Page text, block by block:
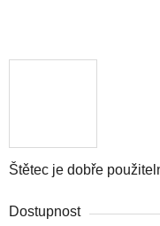
Štětec je dobře
Dostupnost